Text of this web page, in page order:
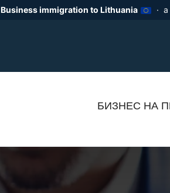
Business immigration to Lithuania ·
БИЗНЕС НА